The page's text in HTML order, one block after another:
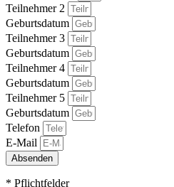
Teilnehmer 2
Geburtsdatum
Teilnehmer 3
Geburtsdatum
Teilnehmer 4
Geburtsdatum
Teilnehmer 5
Geburtsdatum
Telefon
E-Mail
Absenden
* Pflichtfelder